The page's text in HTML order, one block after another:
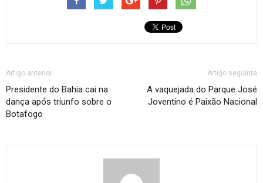
Artigo anterior
Presidente do Bahia cai na
dança após triunfo sobre o
Botafogo
Artigo seguinte
A vaquejada do Parque José
Joventino é Paixão Nacional